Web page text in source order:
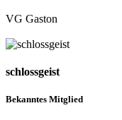
VG Gaston
schlossgeist
Bekanntes Mitglied